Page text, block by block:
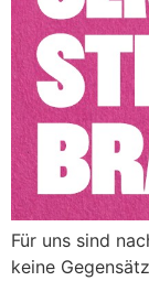
Für uns sind
keine